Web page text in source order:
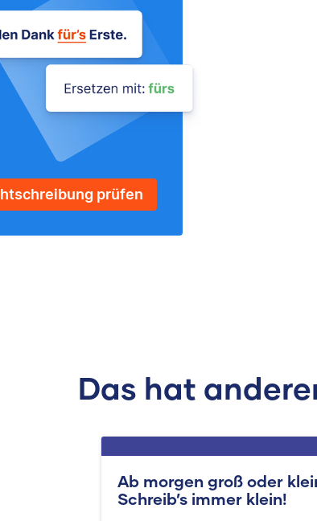
prüfen
Das hat
Ab morgen groß oder
Schreib’s immer klein!